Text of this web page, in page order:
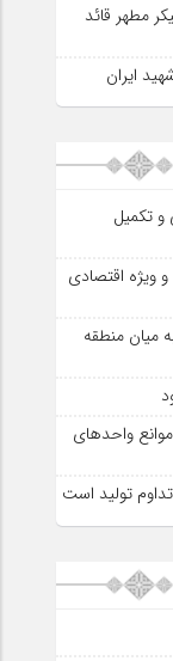
مطهر قائد
ایران
تکمیل
ویژه اقتصادی
میان منطقه
واحدهای
تولید است